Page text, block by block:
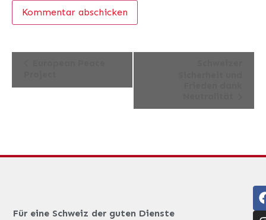
Für eine Schweiz der guten Dienste